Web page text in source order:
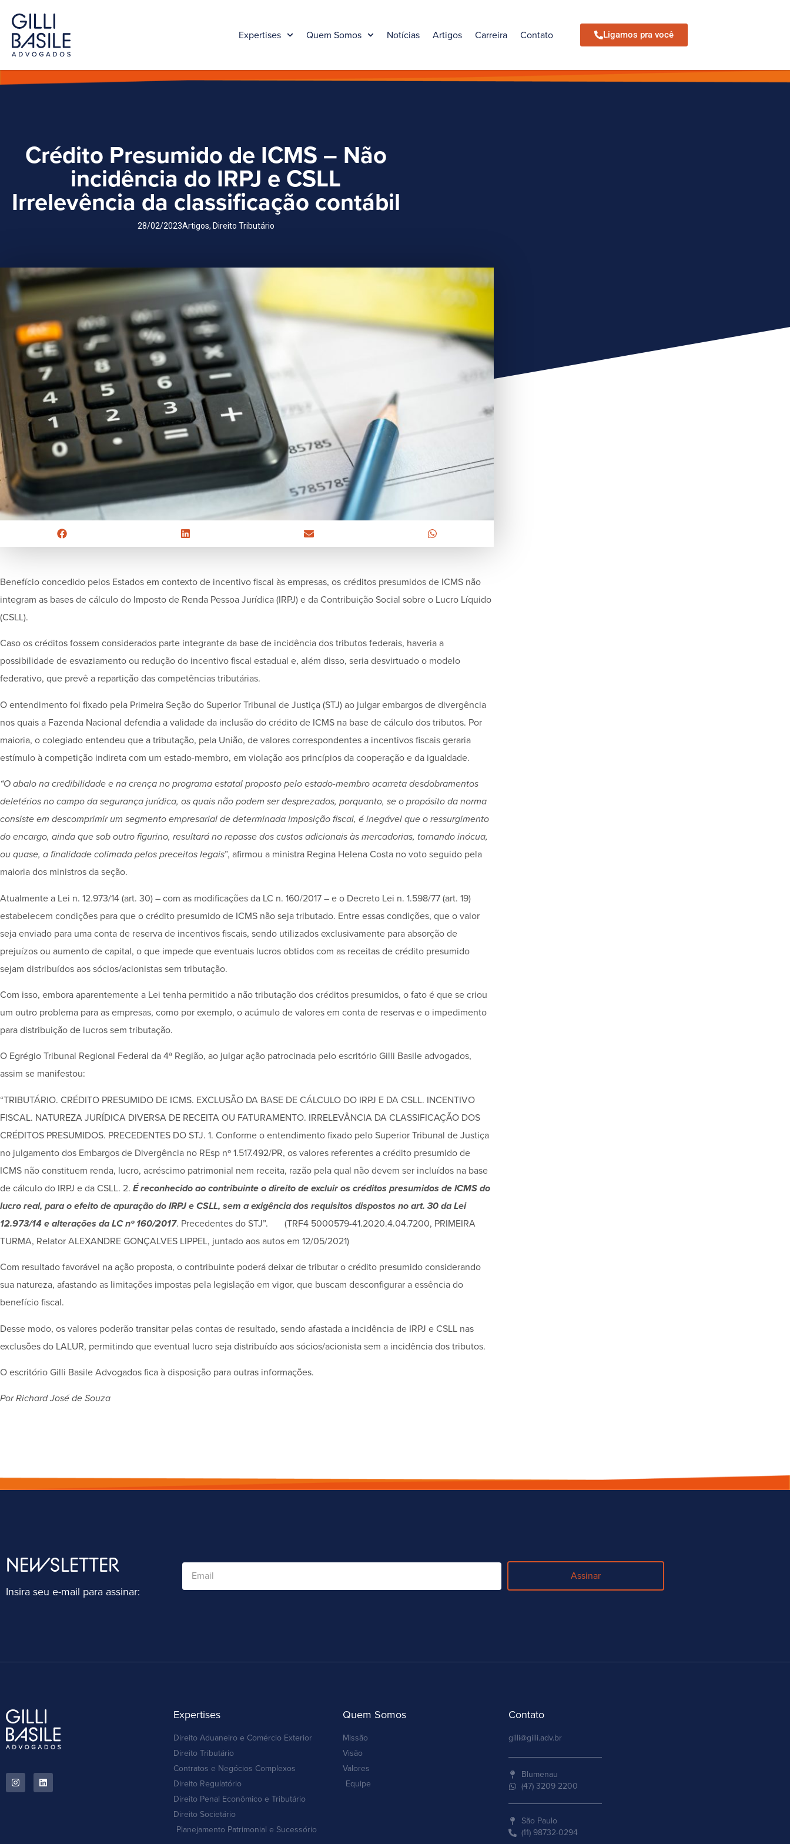
Expertises Quem Somos Notícias Artigos Carreira Contato Ligamos pra você
Crédito Presumido de ICMS – Não
incidência do IRPJ e CSLL
Irrelevência da classificação contábil
28/02/2023Artigos, Direito Tributário
Benefício concedido pelos Estados em contexto de incentivo fiscal às empresas, os créditos presumidos de ICMS não
integram as bases de cálculo do Imposto de Renda Pessoa Jurídica (IRPJ) e da Contribuição Social sobre o Lucro Líquido
(CSLL).
Caso os créditos fossem considerados parte integrante da base de incidência dos tributos federais, haveria a
possibilidade de esvaziamento ou redução do incentivo fiscal estadual e, além disso, seria desvirtuado o modelo
federativo, que prevê a repartição das competências tributárias.
O entendimento foi fixado pela Primeira Seção do Superior Tribunal de Justiça (STJ) ao julgar embargos de divergência
nos quais a Fazenda Nacional defendia a validade da inclusão do crédito de ICMS na base de cálculo dos tributos. Por
maioria, o colegiado entendeu que a tributação, pela União, de valores correspondentes a incentivos fiscais geraria
estímulo à competição indireta com um estado-membro, em violação aos princípios da cooperação e da igualdade.
“O abalo na credibilidade e na crença no programa estatal proposto pelo estado-membro acarreta desdobramentos
deletérios no campo da segurança jurídica, os quais não podem ser desprezados, porquanto, se o propósito da norma
consiste em descomprimir um segmento empresarial de determinada imposição fiscal, é inegável que o ressurgimento
do encargo, ainda que sob outro figurino, resultará no repasse dos custos adicionais às mercadorias, tornando inócua,
ou quase, a finalidade colimada pelos preceitos legais”, afirmou a ministra Regina Helena Costa no voto seguido pela
maioria dos ministros da seção.
Atualmente a Lei n. 12.973/14 (art. 30) – com as modificações da LC n. 160/2017 – e o Decreto Lei n. 1.598/77 (art. 19)
estabelecem condições para que o crédito presumido de ICMS não seja tributado. Entre essas condições, que o valor
seja enviado para uma conta de reserva de incentivos fiscais, sendo utilizados exclusivamente para absorção de
prejuízos ou aumento de capital, o que impede que eventuais lucros obtidos com as receitas de crédito presumido
sejam distribuídos aos sócios/acionistas sem tributação.
Com isso, embora aparentemente a Lei tenha permitido a não tributação dos créditos presumidos, o fato é que se criou
um outro problema para as empresas, como por exemplo, o acúmulo de valores em conta de reservas e o impedimento
para distribuição de lucros sem tributação.
O Egrégio Tribunal Regional Federal da 4ª Região, ao julgar ação patrocinada pelo escritório Gilli Basile advogados,
assim se manifestou:
“TRIBUTÁRIO. CRÉDITO PRESUMIDO DE ICMS. EXCLUSÃO DA BASE DE CÁLCULO DO IRPJ E DA CSLL. INCENTIVO
FISCAL. NATUREZA JURÍDICA DIVERSA DE RECEITA OU FATURAMENTO. IRRELEVÂNCIA DA CLASSIFICAÇÃO DOS
CRÉDITOS PRESUMIDOS. PRECEDENTES DO STJ. 1. Conforme o entendimento fixado pelo Superior Tribunal de Justiça
no julgamento dos Embargos de Divergência no REsp nº 1.517.492/PR, os valores referentes a crédito presumido de
ICMS não constituem renda, lucro, acréscimo patrimonial nem receita, razão pela qual não devem ser incluídos na base
de cálculo do IRPJ e da CSLL. 2. É reconhecido ao contribuinte o direito de excluir os créditos presumidos de ICMS do
lucro real, para o efeito de apuração do IRPJ e CSLL, sem a exigência dos requisitos dispostos no art. 30 da Lei
12.973/14 e alterações da LC nº 160/2017. Precedentes do STJ”. (TRF4 5000579-41.2020.4.04.7200, PRIMEIRA
TURMA, Relator ALEXANDRE GONÇALVES LIPPEL, juntado aos autos em 12/05/2021)
Com resultado favorável na ação proposta, o contribuinte poderá deixar de tributar o crédito presumido considerando
sua natureza, afastando as limitações impostas pela legislação em vigor, que buscam desconfigurar a essência do
benefício fiscal.
Desse modo, os valores poderão transitar pelas contas de resultado, sendo afastada a incidência de IRPJ e CSLL nas
exclusões do LALUR, permitindo que eventual lucro seja distribuído aos sócios/acionista sem a incidência dos tributos.
O escritório Gilli Basile Advogados fica à disposição para outras informações.
Por Richard José de Souza
NEWSLETTER
Insira seu e-mail para assinar:
Assinar
Expertises
Direito Aduaneiro e Comércio Exterior
Direito Tributário
Contratos e Negócios Complexos
Direito Regulatório
Direito Penal Econômico e Tributário
Direito Societário
Planejamento Patrimonial e Sucessório
Quem Somos
Missão
Visão
Valores
Equipe
Contato
gilli@gilli.adv.br
Blumenau
(47) 3209 2200
São Paulo
(11) 98732-0294